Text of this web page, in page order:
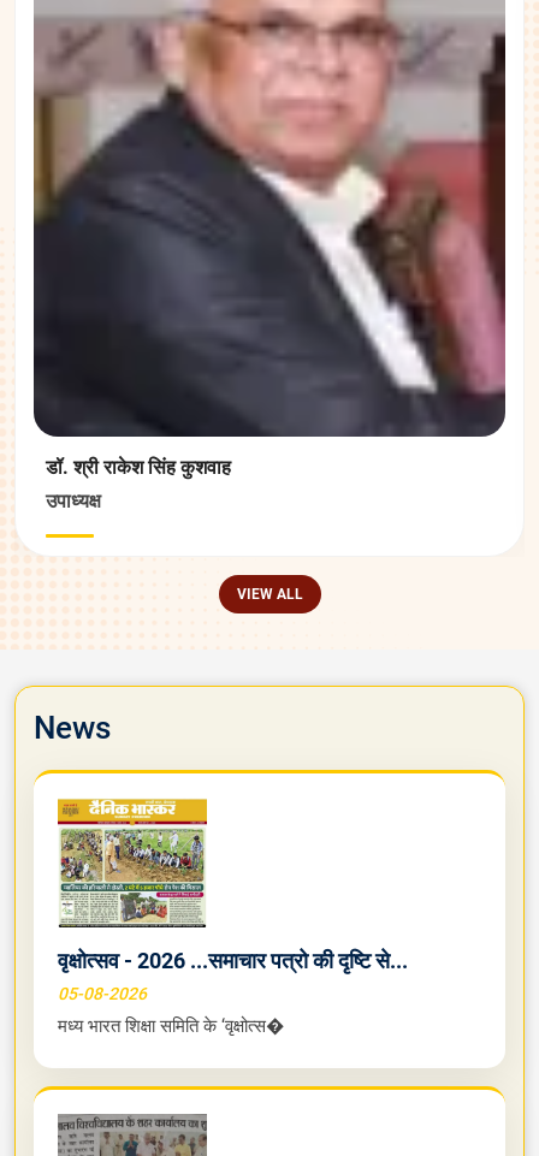
डॉ. श्री राकेश सिंह कुशवाह
उपाध्यक्ष
VIEW ALL
News
वृक्षोत्सव - 2026 ...समाचार पत्रो की दृष्टि से...
05-08-2026
मध्य भारत शिक्षा समिति के ‘वृक्षोत्स�